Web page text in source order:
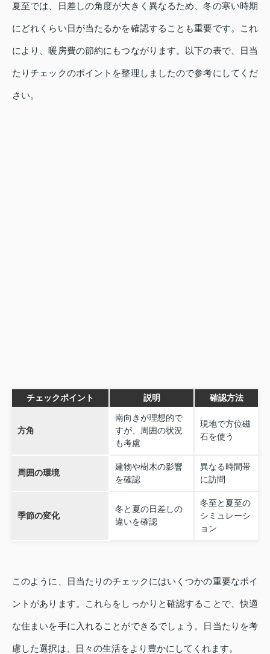
夏至では、日差しの角度が大きく異なるため、冬の寒い時期
にどれくらい日が当たるかを確認することも重要です。これ
により、暖房費の節約にもつながります。以下の表で、日当
たりチェックのポイントを整理しましたので参考にしてくだ
さい。
チェックポイント 説明 確認方法
方角
南向きが理想的で
すが、周囲の状況
も考慮
現地で方位磁
石を使う
周囲の環境
建物や樹木の影響
を確認
異なる時間帯
に訪問
季節の変化
冬と夏の日差しの
違いを確認
冬至と夏至の
シミュレーシ
ョン
このように、日当たりのチェックにはいくつかの重要なポイ
ントがあります。これらをしっかりと確認することで、快適
な住まいを手に入れることができるでしょう。日当たりを考
慮した選択は、日々の生活をより豊かにしてくれます。